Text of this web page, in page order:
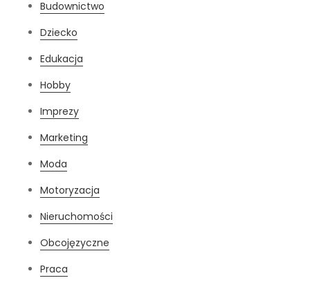
Budownictwo
Dziecko
Edukacja
Hobby
Imprezy
Marketing
Moda
Motoryzacja
Nieruchomości
Obcojęzyczne
Praca